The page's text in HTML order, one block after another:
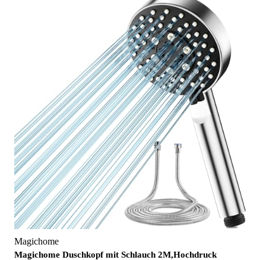
Magichome
Magichome Duschkopf mit Schlauch 2M,Hochdruck